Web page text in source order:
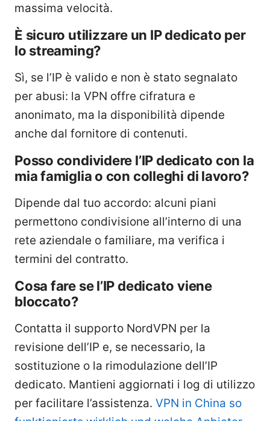
massima velocità.
È sicuro utilizzare un IP dedicato per
lo streaming?
Sì, se l’IP è valido e non è stato segnalato
per abusi: la VPN offre cifratura e
anonimato, ma la disponibilità dipende
anche dal fornitore di contenuti.
Posso condividere l’IP dedicato con la
mia famiglia o con colleghi di lavoro?
Dipende dal tuo accordo: alcuni piani
permettono condivisione all’interno di una
rete aziendale o familiare, ma verifica i
termini del contratto.
Cosa fare se l’IP dedicato viene
bloccato?
Contatta il supporto NordVPN per la
revisione dell’IP e, se necessario, la
sostituzione o la rimodulazione dell’IP
dedicato. Mantieni aggiornati i log di utilizzo
per facilitare l’assistenza. VPN in China so